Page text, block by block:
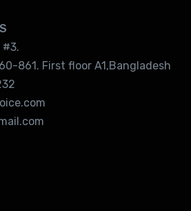
#3.
861. First floor A1,Bangladesh